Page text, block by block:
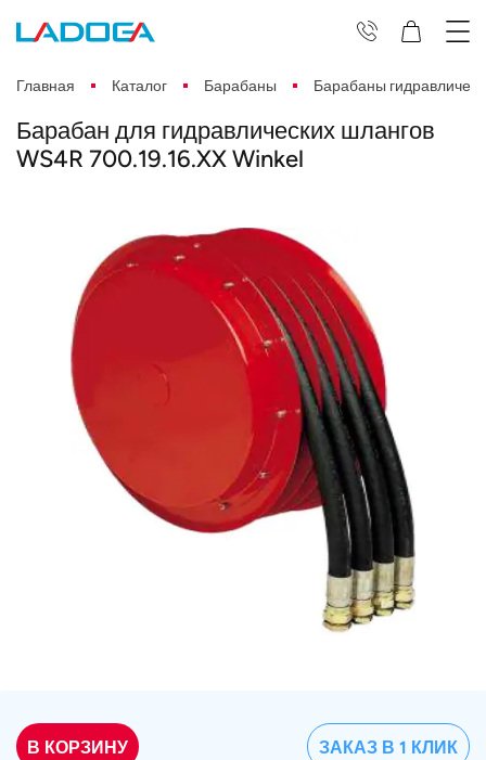
Главная Каталог Барабаны Барабаны
Барабан для гидравлических шлангов
WS4R 700.19.16.XX Winkel
В КОРЗИНУ ЗАКАЗ В 1 КЛИК